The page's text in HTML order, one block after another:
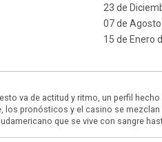
23 de
07 de
15 de Enero
va de actitud y ritmo, un perfil
los pronósticos y el casino se
que se vive con sangre